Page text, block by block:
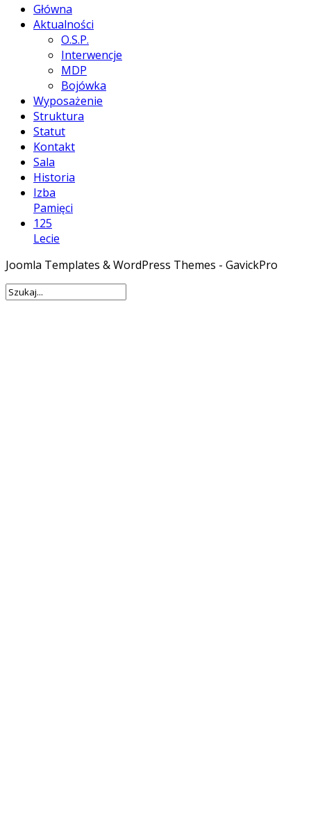
Główna
Aktualności
O.S.P.
Interwencje
MDP
Bojówka
Wyposażenie
Struktura
Statut
Kontakt
Sala
Historia
Izba
Pamięci
125
Lecie
Joomla Templates & WordPress Themes - GavickPro